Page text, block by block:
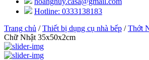
Hotline: 0333138183
Trang chủ /Thiết bị dụng cụ nhà bếp /Thớt
Chữ Nhật 35x50x2cm